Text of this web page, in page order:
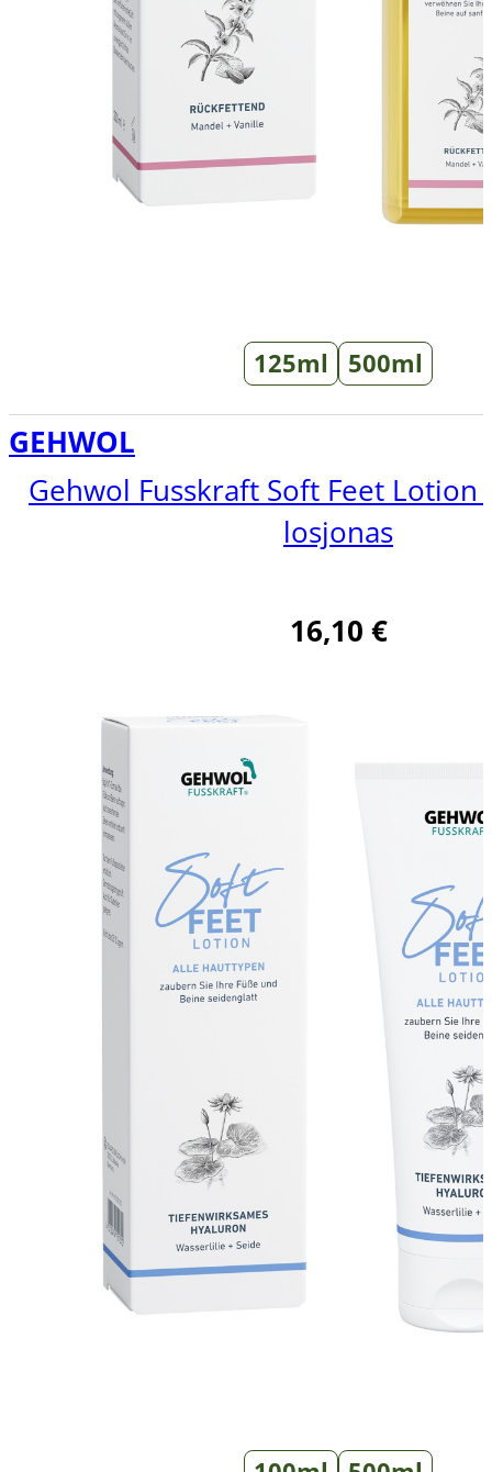
Kieta oda
Jautri ir sudirgusi oda
Visi odos tipai
Pagal paskirtį
Tik pedikiūro meistrams
Kitos priemonės
125ml 500ml
GEHWOL
Gehwol Fusskraft Soft Feet
losjonas
16,10 €